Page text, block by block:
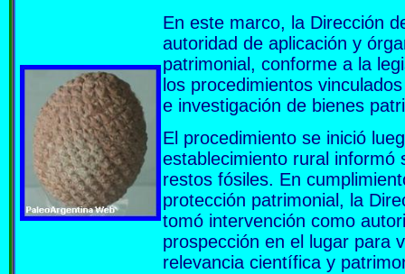
En este marco, la Dirección
autoridad de aplicación y
patrimonial, conforme a la
los procedimientos
e investigación de bienes
El procedimiento se inició
establecimiento rural informó
restos fósiles. En
protección patrimonial, la
tomó intervención como
prospección en el lugar para
relevancia científica y